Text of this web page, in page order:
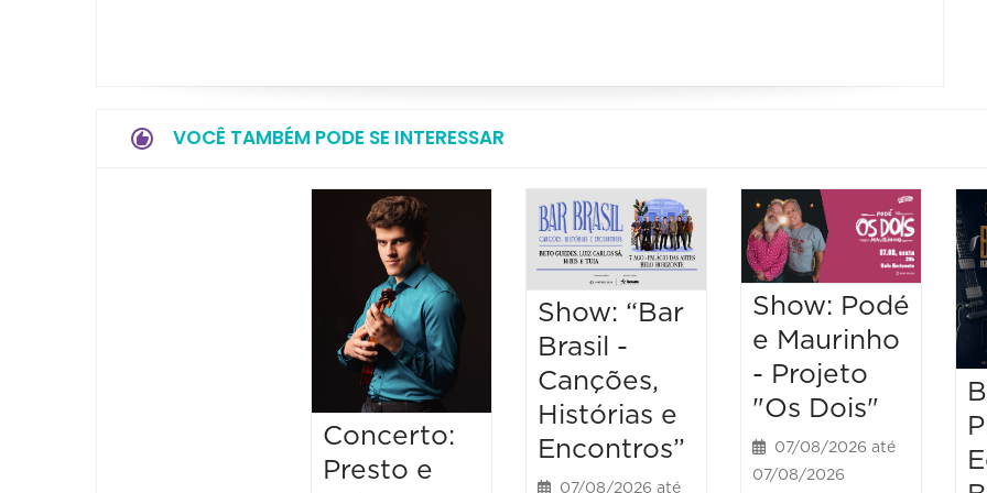
VOCÊ TAMBÉM PODE SE INTERESSAR
Concerto:
Presto e
Show: “Bar
Brasil -
Canções,
Histórias e
Encontros”
07/08/2026 até
Show: Podé
e Maurinho
- Projeto
"Os Dois"
07/08/2026 até
07/08/2026